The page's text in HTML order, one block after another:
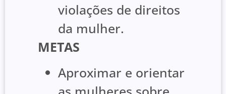
violações de direitos
da mulher.
METAS
Aproximar e orientar